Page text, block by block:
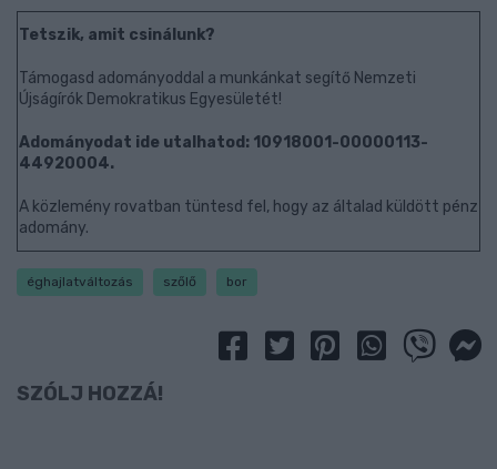
Tetszik, amit csinálunk?
Támogasd adományoddal a munkánkat segítő Nemzeti
Újságírók Demokratikus Egyesületét!
Adományodat ide utalhatod: 10918001-00000113-
44920004.
A közlemény rovatban tüntesd fel, hogy az általad küldött pénz
adomány.
éghajlatváltozás szőlő bor
SZÓLJ HOZZÁ!